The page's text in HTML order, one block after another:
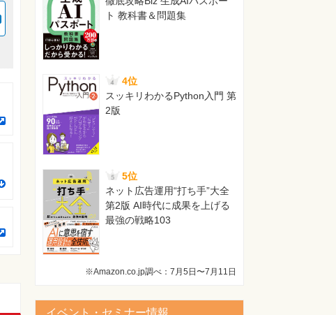
ト 教科書＆問題集
4位
スッキリわかるPython入門 第
2版
5位
ネット広告運用“打ち手”大全
第2版 AI時代に成果を上げる
最強の戦略103
※Amazon.co.jp調べ：7月5日〜7月11日